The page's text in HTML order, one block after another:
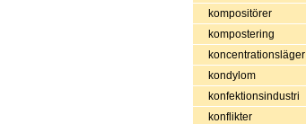
kompositörer
kompostering
koncentrationsläger
kondylom
konfektionsindustri
konflikter